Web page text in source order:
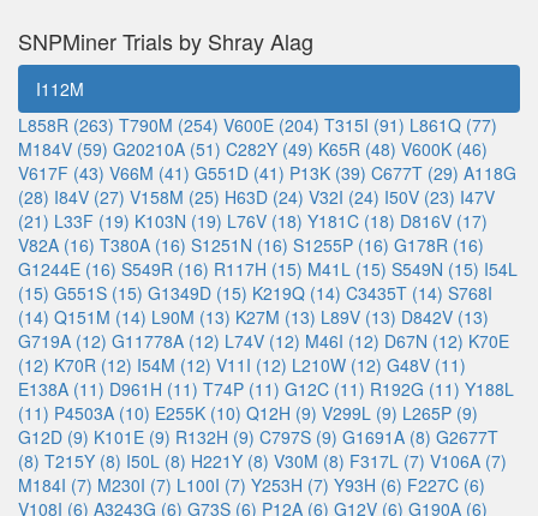
SNPMiner Trials by Shray Alag
I112M
L858R (263) T790M (254) V600E (204) T315I (91) L861Q (77)
M184V (59) G20210A (51) C282Y (49) K65R (48) V600K (46)
V617F (43) V66M (41) G551D (41) P13K (39) C677T (29) A118G
(28) I84V (27) V158M (25) H63D (24) V32I (24) I50V (23) I47V
(21) L33F (19) K103N (19) L76V (18) Y181C (18) D816V (17)
V82A (16) T380A (16) S1251N (16) S1255P (16) G178R (16)
G1244E (16) S549R (16) R117H (15) M41L (15) S549N (15) I54L
(15) G551S (15) G1349D (15) K219Q (14) C3435T (14) S768I
(14) Q151M (14) L90M (13) K27M (13) L89V (13) D842V (13)
G719A (12) G11778A (12) L74V (12) M46I (12) D67N (12) K70E
(12) K70R (12) I54M (12) V11I (12) L210W (12) G48V (11)
E138A (11) D961H (11) T74P (11) G12C (11) R192G (11) Y188L
(11) P4503A (10) E255K (10) Q12H (9) V299L (9) L265P (9)
G12D (9) K101E (9) R132H (9) C797S (9) G1691A (8) G2677T
(8) T215Y (8) I50L (8) H221Y (8) V30M (8) F317L (7) V106A (7)
M184I (7) M230I (7) L100I (7) Y253H (7) Y93H (6) F227C (6)
V108I (6) A3243G (6) G73S (6) P12A (6) G12V (6) G190A (6)